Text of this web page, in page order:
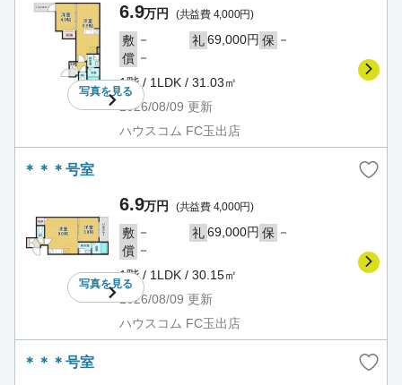
写真を見る
6.9万円 (共益費 4,000円)
敷 － 礼69,000円 保 －
償 －
1階 / 1LDK / 31.03㎡
2026/08/09 更新
ハウスコム FC玉出店
＊＊＊号室
写真を見る
6.9万円 (共益費 4,000円)
敷 － 礼69,000円 保 －
償 －
1階 / 1LDK / 30.15㎡
2026/08/09 更新
ハウスコム FC玉出店
＊＊＊号室